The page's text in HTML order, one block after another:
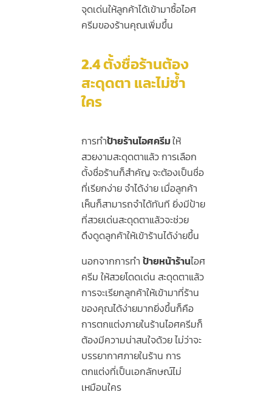
จุดเด่นให้ลูกค้าได้เข้ามาซื้อไอศ
ครีมของร้านคุณเพิ่มขึ้น
2.4ตั้งชื่อร้านต้อง
สะดุดตา และไม่ซ้ำ
ใคร
การทำป้ายร้านไอศครีมให้
สวยงามสะดุดตาแล้ว การเลือก
ตั้งชื่อร้านก็สำคัญ จะต้องเป็นชื่อ
ที่เรียกง่าย จำได้ง่าย เมื่อลูกค้า
เห็นก็สามารถจำได้ทันที ยิ่งมีป้าย
ที่สวยเด่นสะดุดตาแล้วจะช่วย
ดึงดูดลูกค้าให้เข้าร้านได้ง่ายขึ้น
นอกจากการทำ ป้ายหน้าร้านไอศ
ครีม ให้สวยโดดเด่น สะดุดตาแล้ว
การจะเรียกลูกค้าให้เข้ามาที่ร้าน
ของคุณได้ง่ายมากยิ่งขึ้นก็คือ
การตกแต่งภายในร้านไอศครีมก็
ต้องมีความน่าสนใจด้วย ไม่ว่าจะ
บรรยากาศภายในร้าน การ
ตกแต่งที่เป็นเอกลักษณ์ไม่
เหมือนใคร